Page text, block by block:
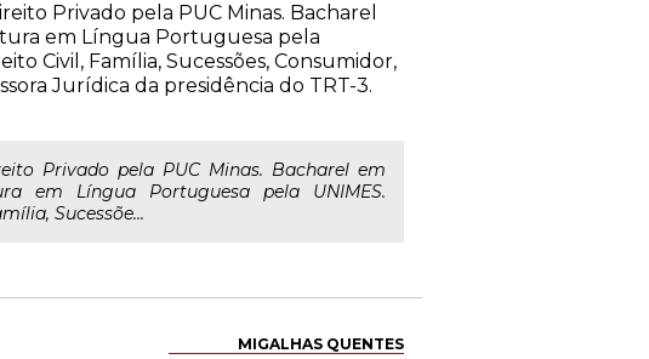
Privado pela PUC Minas. Bacharel
em Língua Portuguesa pela
Civil, Família, Sucessões, Consumidor,
Jurídica da presidência do TRT-3.
Privado pela PUC Minas. Bacharel em
em Língua Portuguesa pela UNIMES.
Sucessõe...
MIGALHAS QUENTES